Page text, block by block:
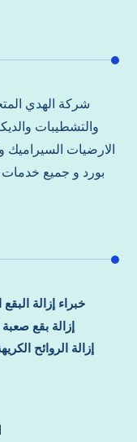
شركة الهدي
والتشطيبات
الارضيات
بورد و جميع خدمات
خبراء إزالة
إزالة بقع
إزالة الروائح